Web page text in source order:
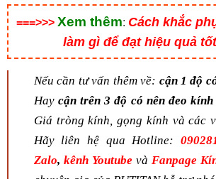
===>>> Xem thêm: Cách khắc
làm gì để đạt hiệu quả
Nếu cần tư vấn thêm về: cận 1 độ
Hay cận trên 3 độ có nên đeo
Giá tròng kính,gọng kính và các
Hãy liên hệ qua Hotline:
Zalo, kênh Youtube vàFanpage